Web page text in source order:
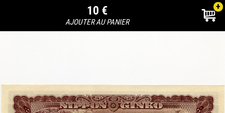
10 €
AJOUTER AU PANIER
+